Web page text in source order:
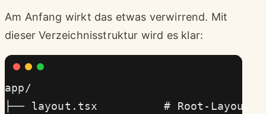
Am Anfang wirkt das etwas verwirrend. Mit
dieser Verzeichnisstruktur wird es klar:
app/
├── layout.tsx          # Root-Layout